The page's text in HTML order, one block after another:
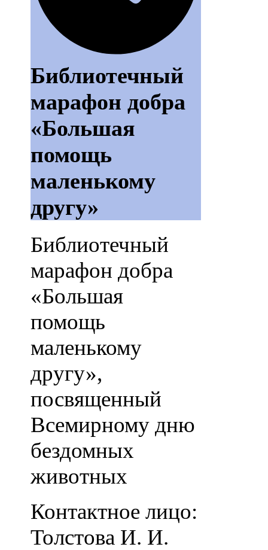
Библиотечный
марафон добра
«Большая
помощь
маленькому
другу»
Библиотечный
марафон добра
«Большая
помощь
маленькому
другу»,
посвященный
Всемирному дню
бездомных
животных
Контактное лицо:
Толстова И. И.